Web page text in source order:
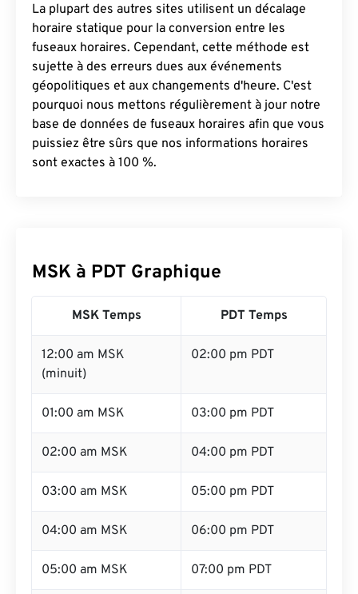
La plupart des autres sites utilisent un décalage
horaire statique pour la conversion entre les
fuseaux horaires. Cependant, cette méthode est
sujette à des erreurs dues aux événements
géopolitiques et aux changements d'heure. C'est
pourquoi nous mettons régulièrement à jour notre
base de données de fuseaux horaires afin que vous
puissiez être sûrs que nos informations horaires
sont exactes à 100 %.
MSK à PDT Graphique
MSK Temps PDT Temps
12:00 am MSK
(minuit)
02:00 pm PDT
01:00 am MSK 03:00 pm PDT
02:00 am MSK 04:00 pm PDT
03:00 am MSK 05:00 pm PDT
04:00 am MSK 06:00 pm PDT
05:00 am MSK 07:00 pm PDT